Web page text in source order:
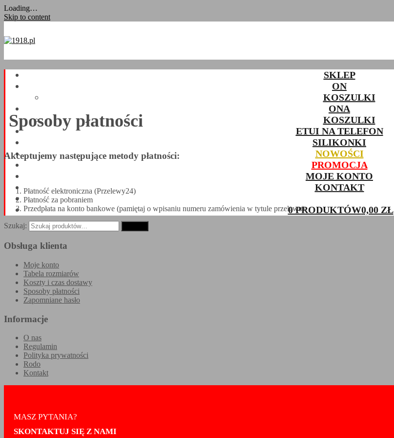
Loading…
Skip to content
SKLEP
ON
KOSZULKI
ONA
KOSZULKI
ETUI NA TELEFON
SILIKONKI
NOWOŚCI
PROMOCJA
MOJE KONTO
KONTAKT
0 PRODUKTÓW0,00 ZŁ
Sposoby płatności
Akceptujemy następujące metody płatności:
Płatność elektroniczna (Przelewy24)
Płatność za pobraniem
Przedpłata na konto bankowe (pamiętaj o wpisaniu numeru zamówienia w tytule przelewu):
Szukaj:
Obsługa klienta
Moje konto
Tabela rozmiarów
Koszty i czas dostawy
Sposoby płatności
Zapomniane hasło
Informacje
O nas
Regulamin
Polityka prywatności
Rodo
Kontakt
MASZ PYTANIA?
SKONTAKTUJ SIĘ Z NAMI